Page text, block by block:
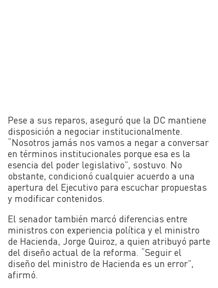
Pese a sus reparos, aseguró que la DC mantiene
disposición a negociar institucionalmente.
“Nosotros jamás nos vamos a negar a conversar
en términos institucionales porque esa es la
esencia del poder legislativo”, sostuvo. No
obstante, condicionó cualquier acuerdo a una
apertura del Ejecutivo para escuchar propuestas
y modificar contenidos.
El senador también marcó diferencias entre
ministros con experiencia política y el ministro
de Hacienda, Jorge Quiroz, a quien atribuyó parte
del diseño actual de la reforma. “Seguir el
diseño del ministro de Hacienda es un error”,
afirmó.